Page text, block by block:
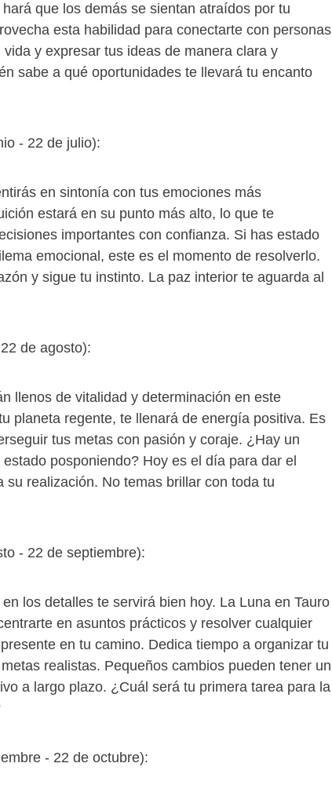
que los demás se sientan atraídos por tu
esta habilidad para conectarte con personas
vida y expresar tus ideas de manera clara y
sabe a qué oportunidades te llevará tu encanto
- 22 de julio):
en sintonía con tus emociones más
estará en su punto más alto, lo que te
importantes con confianza. Si has estado
emocional, este es el momento de resolverlo.
y sigue tu instinto. La paz interior te aguarda al
de agosto):
llenos de vitalidad y determinación en este
planeta regente, te llenará de energía positiva. Es
tus metas con pasión y coraje. ¿Hay un
posponiendo? Hoy es el día para dar el
su realización. No temas brillar con toda tu
- 22 de septiembre):
los detalles te servirá bien hoy. La Luna en Tauro
en asuntos prácticos y resolver cualquier
en tu camino. Dedica tiempo a organizar tu
realistas. Pequeños cambios pueden tener un
a largo plazo. ¿Cuál será tu primera tarea para la
- 22 de octubre):